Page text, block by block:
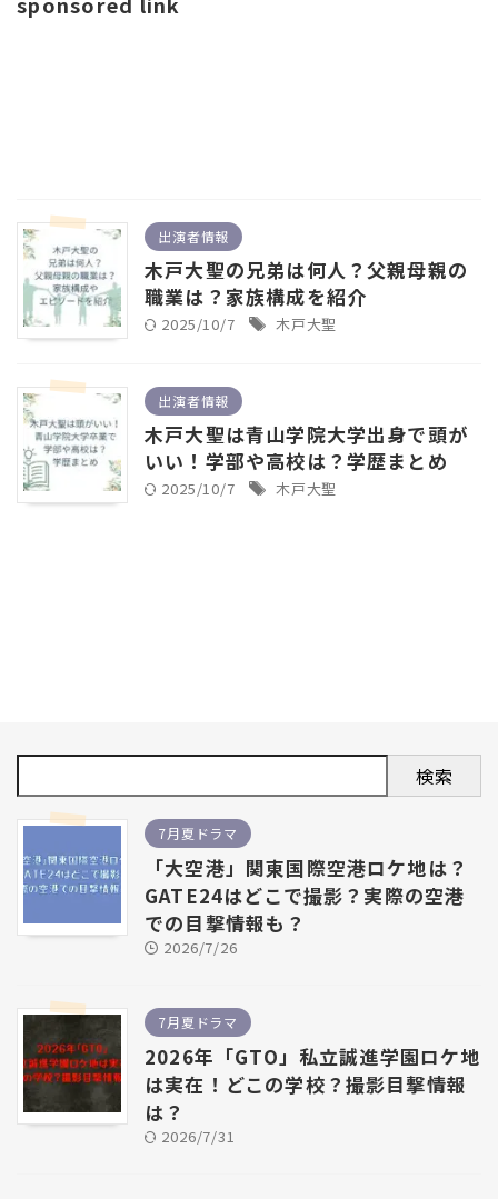
出演者情報
木戸大聖の兄弟は何人？父親母親の
職業は？家族構成を紹介
2025/10/7 木戸大聖
出演者情報
木戸大聖は青山学院大学出身で頭が
いい！学部や高校は？学歴まとめ
2025/10/7 木戸大聖
検索
7月夏ドラマ
「大空港」関東国際空港ロケ地は？
GATE24はどこで撮影？実際の空港
での目撃情報も？
2026/7/26
7月夏ドラマ
2026年「GTO」私立誠進学園ロケ地
は実在！どこの学校？撮影目撃情報
は？
2026/7/31